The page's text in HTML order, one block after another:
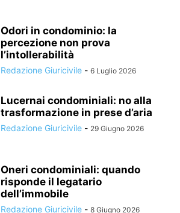
Odori in condominio: la
percezione non prova
l’intollerabilità
Redazione Giuricivile - 6 Luglio 2026
Lucernai condominiali: no alla
trasformazione in prese d’aria
Redazione Giuricivile - 29 Giugno 2026
Oneri condominiali: quando
risponde il legatario
dell’immobile
Redazione Giuricivile - 8 Giugno 2026